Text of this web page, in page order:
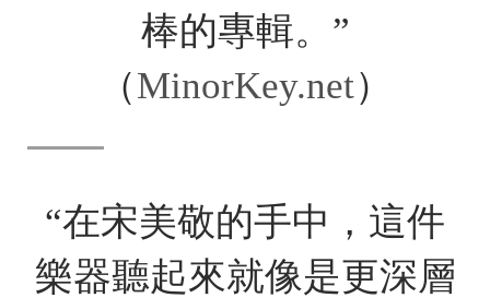
棒的專輯。”
（MinorKey.net）
“在宋美敬的手中，這件
樂器聽起來就像是更深層